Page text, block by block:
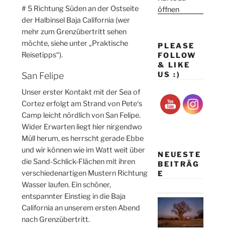
# 5 Richtung Süden an der Ostseite
der Halbinsel Baja California (wer
mehr zum Grenzübertritt sehen
möchte, siehe unter „Praktische
Reisetipps“).
San Felipe
Unser erster Kontakt mit der Sea of
Cortez erfolgt am Strand von Pete‘s
Camp leicht nördlich von San Felipe.
Wider Erwarten liegt hier nirgendwo
Müll herum, es herrscht gerade Ebbe
und wir können wie im Watt weit über
die Sand-Schlick-Flächen mit ihren
verschiedenartigen Mustern Richtung
Wasser laufen. Ein schöner,
entspannter Einstieg in die Baja
California an unserem ersten Abend
nach Grenzübertritt.
PLEASE
FOLLOW
& LIKE
US :)
NEUESTE
BEITRÄG
E